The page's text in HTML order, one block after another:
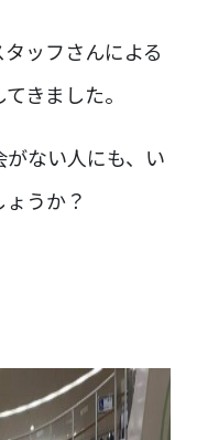
ッフさんによる
きました。
ない人にも、い
うか？